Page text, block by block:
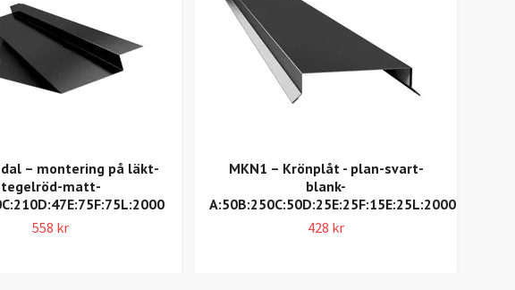
– montering på läkt-
tegelröd-matt-
558 kr
MKN1 – Krönplåt - plan-svart-
blank-
A:50B:250C:50D:25E:25F:15E:25L:2000
428 kr